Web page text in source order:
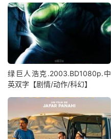
绿巨人浩克.2003.BD1080p.中
英双字【剧情/动作/科幻】